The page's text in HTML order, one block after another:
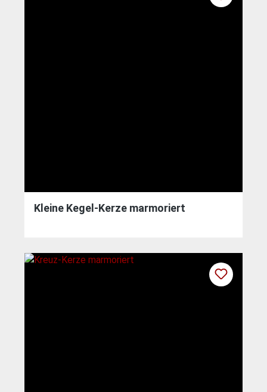
Kleine Kegel-Kerze marmoriert